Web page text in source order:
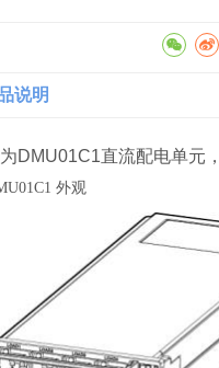
说明
DMU01C1直流配电单元
01C1 外观